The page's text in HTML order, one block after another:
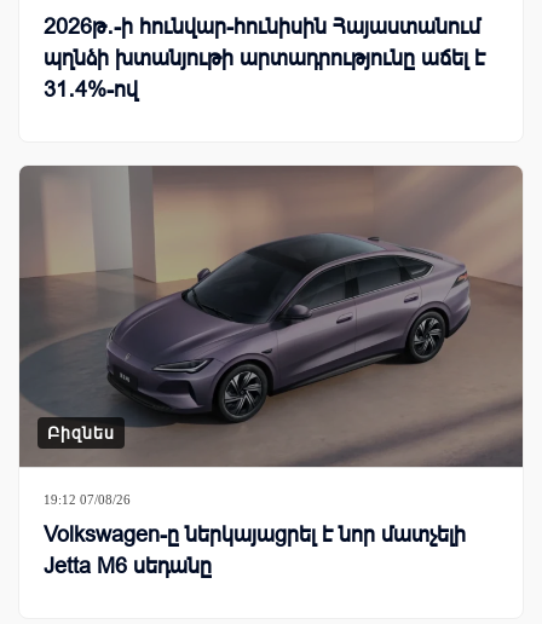
2026թ․-ի հունվար-հունիսին Հայաստանում
պղնձի խտանյութի արտադրությունը աճել է
31․4%-ով
Բիզնես
19:12 07/08/26
Volkswagen-ը ներկայացրել է նոր մատչելի
Jetta M6 սեդանը